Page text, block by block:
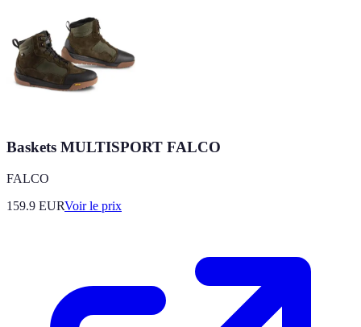
Baskets MULTISPORT FALCO
FALCO
159.9 EURVoir le prix